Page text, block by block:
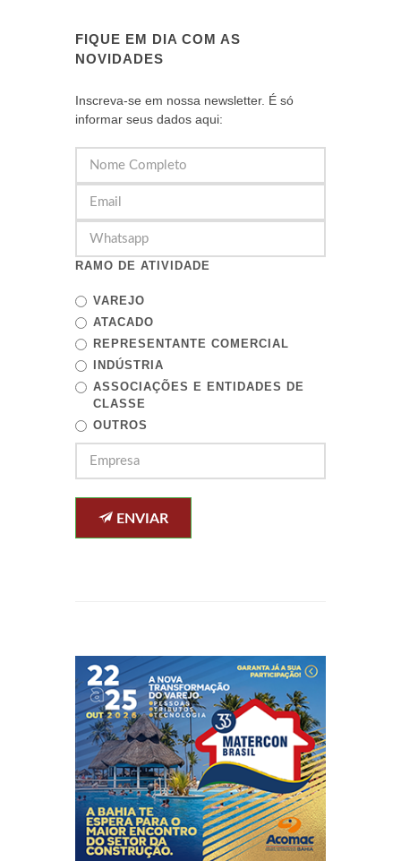
FIQUE EM DIA COM AS
NOVIDADES
Inscreva-se em nossa newsletter. É só
informar seus dados aqui:
RAMO DE ATIVIDADE
VAREJO
ATACADO
REPRESENTANTE COMERCIAL
INDÚSTRIA
ASSOCIAÇÕES E ENTIDADES DE
CLASSE
OUTROS
ENVIAR